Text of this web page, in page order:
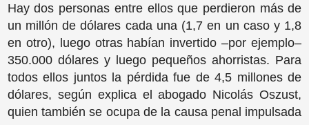
Hay dos personas entre ellos que perdieron más de
un millón de dólares cada una (1,7 en un caso y 1,8
en otro), luego otras habían invertido –por ejemplo–
350.000 dólares y luego pequeños ahorristas. Para
todos ellos juntos la pérdida fue de 4,5 millones de
dólares, según explica el abogado Nicolás Oszust,
quien también se ocupa de la causa penal impulsada